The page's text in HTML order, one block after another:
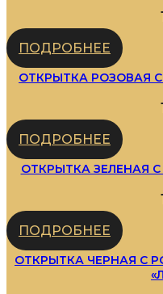
ПОДРОБНЕЕ
ОТКРЫТКА РОЗОВАЯ
ПОДРОБНЕЕ
ОТКРЫТКА ЗЕЛЕНАЯ
ПОДРОБНЕЕ
ОТКРЫТКА ЧЕРНАЯ С